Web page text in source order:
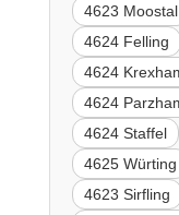
4623 Moostal
4624 Felling
4624
4624
4624 Staffel
4625 Würting
4623 Sirfling